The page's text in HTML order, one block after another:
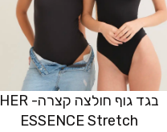
בגד גוף חולצה קצרה- HER
ESSENCE Stretch